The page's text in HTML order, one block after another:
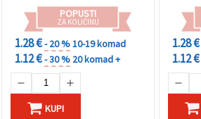
POPUSTI
ZA KOLIČINU
1.28 €- 20 %10-19 komad
1.12 €- 30 % 20 komad +
KUPI
1.28 €
1.12 €